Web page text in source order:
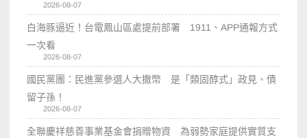
2026-08-07
白海豚逼近！台電鳳山區處提前部署 1911、APP通報方式
一次看
2026-08-07
國民黨團：民進黨參選人大撒幣 是「類固醇式」政見、債
留子孫！
2026-08-07
全聯慶祥慈善事業基金會捐贈物資 為弱勢家庭提供實質支